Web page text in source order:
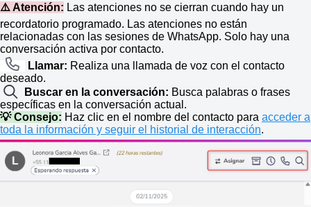
⚠️ Atención: Las atenciones no se cierran cuando hay un
recordatorio programado. Las atenciones no están
relacionadas con las sesiones de WhatsApp. Solo hay una
conversación activa por contacto.
Llamar: Realiza una llamada de voz con el contacto
deseado.
Buscar en la conversación: Busca palabras o frases
específicas en la conversación actual.
💡 Consejo: Haz clic en el nombre del contacto para acceder a
toda la información y seguir el historial de interacción.